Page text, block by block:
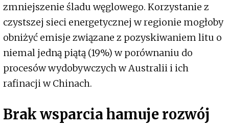
zmniejszenie śladu węglowego. Korzystanie z
czystszej sieci energetycznej w regionie mogłoby
obniżyć emisje związane z pozyskiwaniem litu o
niemal jedną piątą (19%) w porównaniu do
procesów wydobywczych w Australii i ich
rafinacji w Chinach.
Brak wsparcia hamuje rozwój